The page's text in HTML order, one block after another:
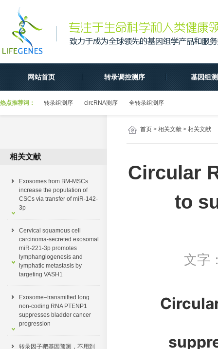
网站首页 转录调控测序 基因组
热点推荐词： 转录组测序 circRNA测序 全转录组测序
首页 > 相关文献 > 相关文献
相关文献
Exosomes from BM-MSCs
increase the population of
CSCs via transfer of miR-142-
3p
Cervical squamous cell
carcinoma-secreted exosomal
miR-221-3p promotes
lymphangiogenesis and
lymphatic metastasis by
targeting VASH1
Exosome–transmitted long
non-coding RNA PTENP1
suppresses bladder cancer
progression
转录因子靶基因预测，不用到
Circular
to
文字